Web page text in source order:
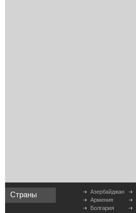
Страны
Азербайджан
Армения
Болгария